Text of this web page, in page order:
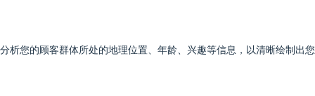
析您的顾客群体所处的地理位置、年龄、兴趣等信息，以清晰绘制出